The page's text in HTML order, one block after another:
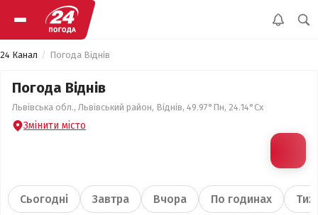
24 Канал Погода Віднів
Погода Віднів
Львівська обл., Львівський район, Віднів, 49.97°Пн, 24.14°Сх
Змінити місто
Сьогодні Завтра Вчора По годинах